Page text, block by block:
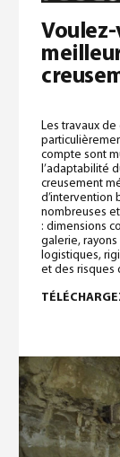
Les travaux
compte sont
l’adaptabilité
creusement
d’intervention
nombreuses
: dimensions
galerie,
logistiques,
et des risques